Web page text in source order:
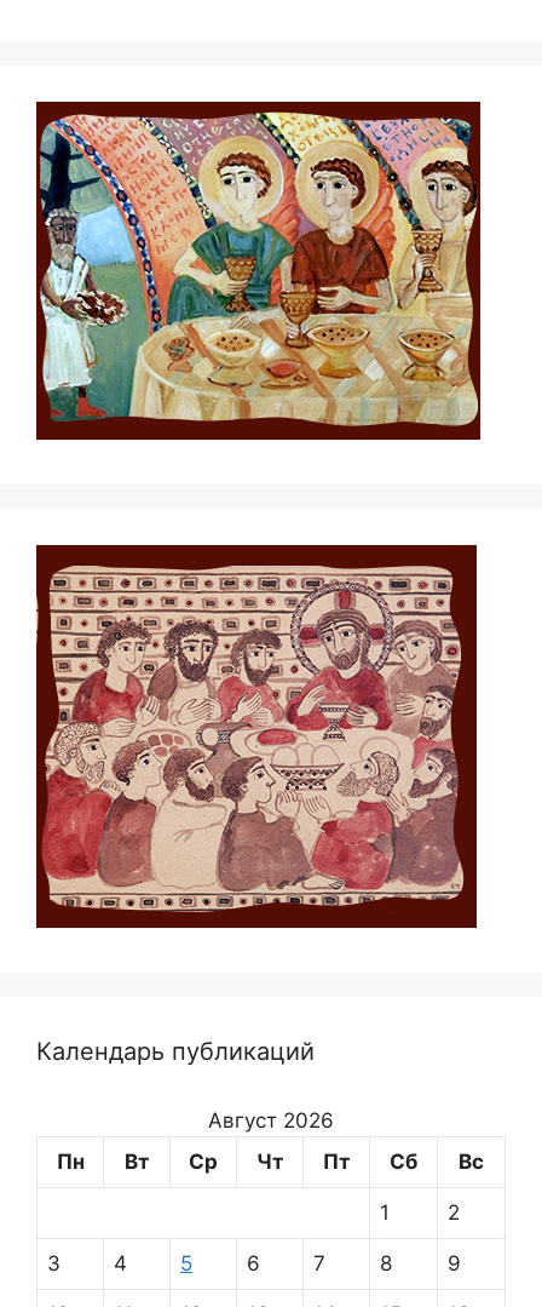
Календарь публикаций
Август 2026
Пн
Вт Ср Чт Пт Сб Вс
1 2
3 4 5 6 7 8 9